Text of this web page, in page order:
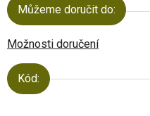
Můžeme doručit do:
Možnosti doručení
Kód: